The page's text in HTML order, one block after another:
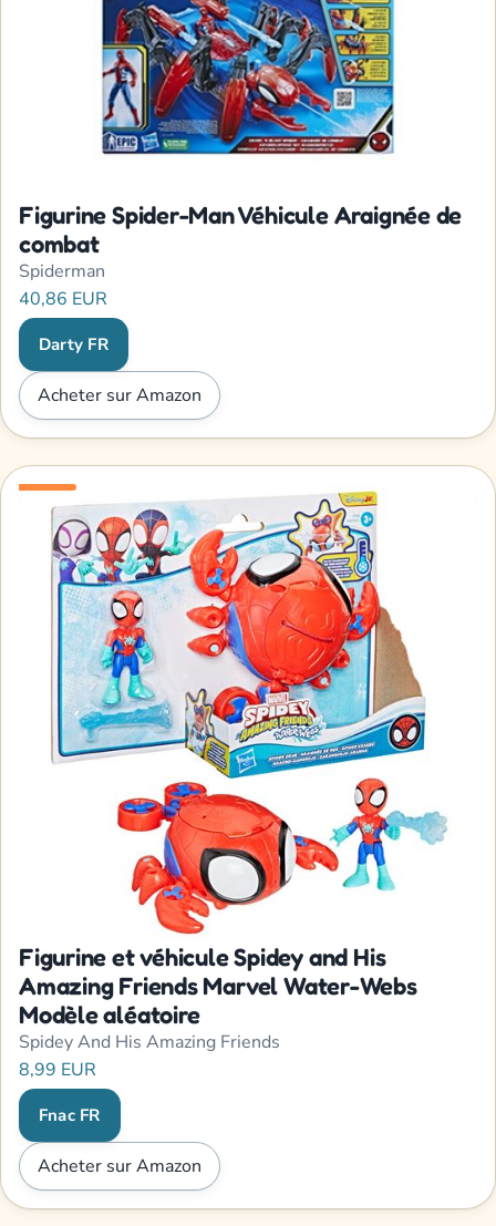
Figurine Spider-Man Véhicule Araignée de
combat
Spiderman
40,86 EUR
Darty FR
Acheter sur Amazon
Figurine et véhicule Spidey and His
Amazing Friends Marvel Water-Webs
Modèle aléatoire
Spidey And His Amazing Friends
8,99 EUR
Fnac FR
Acheter sur Amazon